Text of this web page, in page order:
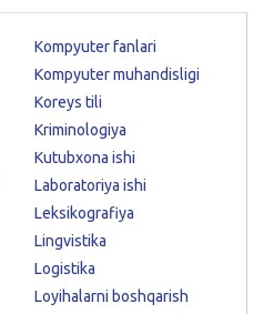
Kompyuter fanlari
Kompyuter muhandisligi
Koreys tili
Kriminologiya
Kutubxona ishi
Laboratoriya ishi
Leksikografiya
Lingvistika
Logistika
Loyihalarni boshqarish